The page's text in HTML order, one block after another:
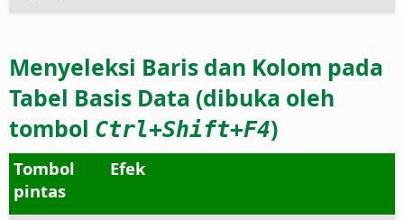
Menyeleksi Baris dan Kolom pada
Tabel Basis Data (dibuka oleh
tombol Ctrl+Shift+F4)
Tombol
pintas
Efek